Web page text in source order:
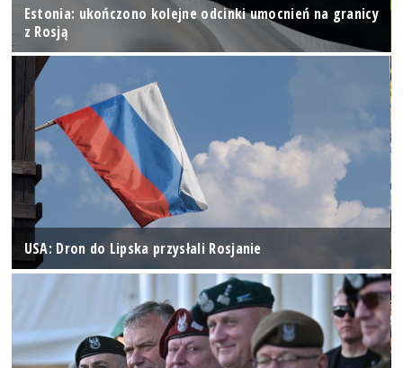
Estonia: ukończono kolejne odcinki umocnień na granicy
z Rosją
USA: Dron do Lipska przysłali Rosjanie